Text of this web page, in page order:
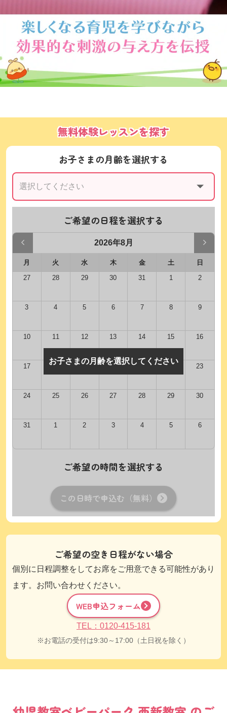
無料体験レッスンを探す
お子さまの月齢を選択する
ご希望の日程を選択する
2026年8月
月 火 水 木 金 土
日
27
28 29 30 31 1 2
3 4 5 6 7 8 9
10 11 12 13 14 15 16
17 18 19 20 21 22 23
24 25 26 27 28 29 30
31 1 2 3 4 5 6
ご希望の時間を選択する
この日時で申込む（無料）
お子さまの月齢を選択してください
ご希望の空き日程がない場合
個別に日程調整をしてお席をご用意できる可能性があり
ます。お問い合わせください。
WEB申込フォーム
TEL：0120-415-181
お電話の受付は9:30～17:00（土日祝を除く）